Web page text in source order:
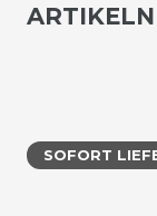
SOFORT